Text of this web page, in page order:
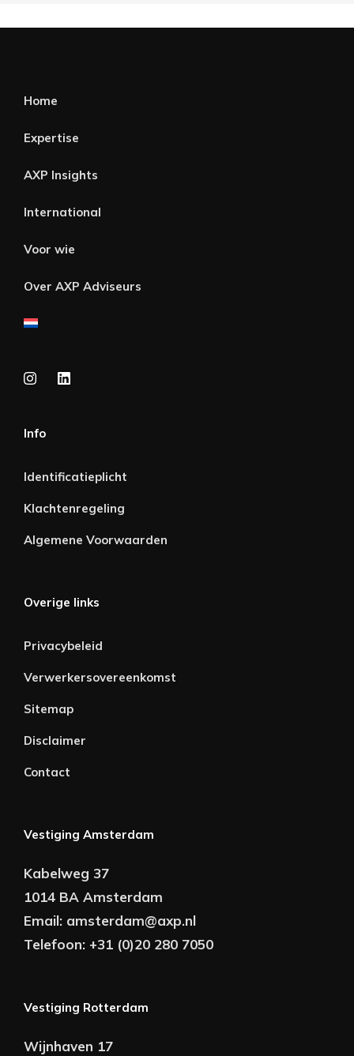
Home
Expertise
AXP Insights
International
Voor wie
Over AXP Adviseurs
Info
Identificatieplicht
Klachtenregeling
Algemene Voorwaarden
Overige links
Privacybeleid
Verwerkersovereenkomst
Sitemap
Disclaimer
Contact
Vestiging Amsterdam
Kabelweg 37
1014 BA Amsterdam
Email: amsterdam@axp.nl
Telefoon: +31 (0)20 280 7050
Vestiging Rotterdam
Wijnhaven 17